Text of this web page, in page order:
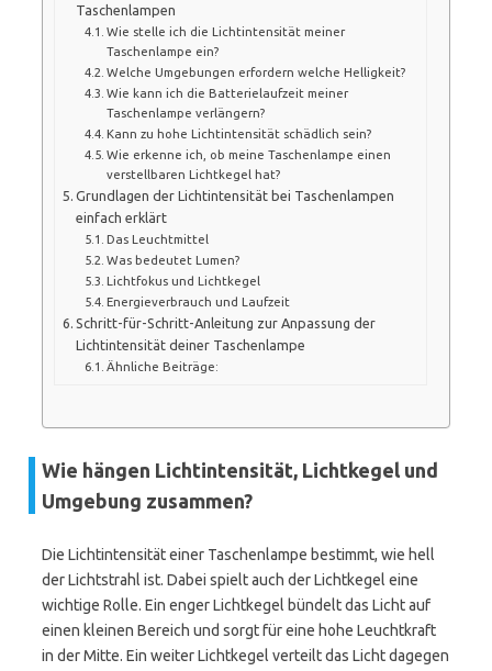
Taschenlampen
Wie stelle ich die Lichtintensität meiner
Taschenlampe ein?
Welche Umgebungen erfordern welche Helligkeit?
Wie kann ich die Batterielaufzeit meiner
Taschenlampe verlängern?
Kann zu hohe Lichtintensität schädlich sein?
Wie erkenne ich, ob meine Taschenlampe einen
verstellbaren Lichtkegel hat?
Grundlagen der Lichtintensität bei Taschenlampen
einfach erklärt
Das Leuchtmittel
Was bedeutet Lumen?
Lichtfokus und Lichtkegel
Energieverbrauch und Laufzeit
Schritt-für-Schritt-Anleitung zur Anpassung der
Lichtintensität deiner Taschenlampe
Ähnliche Beiträge:
Wie hängen Lichtintensität, Lichtkegel und
Umgebung zusammen?
Die Lichtintensität einer Taschenlampe bestimmt, wie hell
der Lichtstrahl ist. Dabei spielt auch der Lichtkegel eine
wichtige Rolle. Ein enger Lichtkegel bündelt das Licht auf
einen kleinen Bereich und sorgt für eine hohe Leuchtkraft
in der Mitte. Ein weiter Lichtkegel verteilt das Licht dagegen